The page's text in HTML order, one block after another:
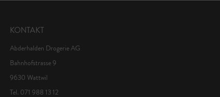
KONTAKT
Abderhalden Drogerie AG
Bahnhofstrasse 9
9630 Wattwil
Tel. 071 988 13 12